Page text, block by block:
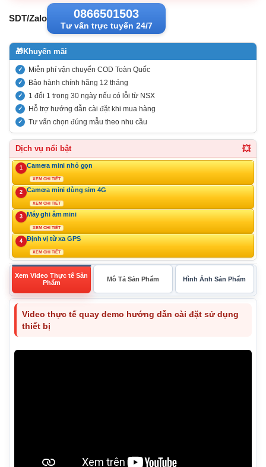
SDT/Zalo 0866501503
Tư vấn trực tuyến 24/7
🎁Khuyến mãi
Miễn phí vận chuyển COD Toàn Quốc
Bảo hành chính hãng 12 tháng
1 đổi 1 trong 30 ngày nếu có lỗi từ NSX
Hỗ trợ hướng dẫn cài đặt khi mua hàng
Tư vấn chọn đúng mẫu theo nhu cầu
Dịch vụ nổi bật 💥
1 Camera mini nhỏ gọn
XEM CHI TIẾT
2 Camera mini dùng sim 4G
XEM CHI TIẾT
3 Máy ghi âm mini
XEM CHI TIẾT
4 Định vị từ xa GPS
XEM CHI TIẾT
Xem Video Thực tế Sản
Phẩm
Mô Tả Sản Phẩm Hình Ảnh Sản Phẩm
Video thực tế quay demo hướng dẫn cài đặt sử dụng
thiết bị